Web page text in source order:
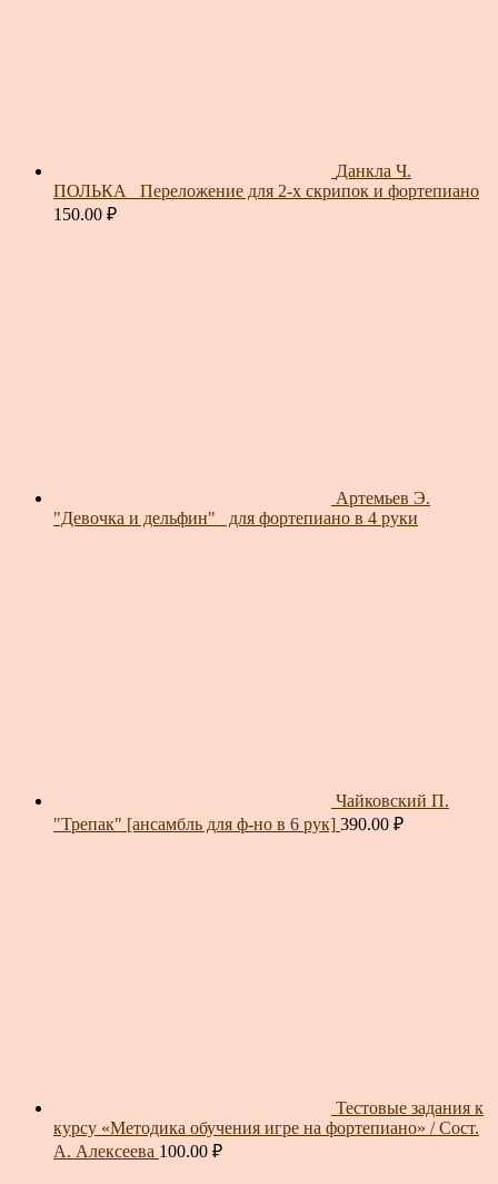
Данкла Ч.
ПОЛЬКА_ Переложение для 2-х скрипок и фортепиано
150.00 ₽
Артемьев Э.
"Девочка и дельфин"_ для фортепиано в 4 руки
Чайковский П.
"Трепак" [ансамбль для ф-но в 6 рук] 390.00 ₽
Тестовые задания к
курсу «Методика обучения игре на фортепиано» / Сост.
А. Алексеева 100.00 ₽